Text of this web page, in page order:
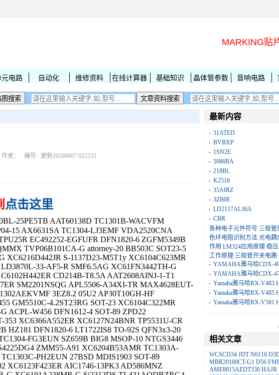
MARKING贴
元电路 自动化 维修资料 在线计算器 基础知识 晶体管参数 音响电路
者： 编号: 更新20260807 022233
点击这里
25PE5TB AAT60138D TC1301B-WACVFM
15 AX6631SA TC1304-LJ3EMF VDA2520CNA
EC492252-EGFUFR DFN1820-6 ZGFM5349B
TVP06B101CA-G attorney-20 BB503C SOT23-5
XC6216D442JR S-1137D23-M5T1y XC6104C623MR
33-AF5-R SMF6.5AG XC61FN3442TH-G
CD214B-T8.5A AAT2608AINJ-1-T1
SM2201NSQG APL5506-A34XI-TR MAX4628EUT-
3EZ8.2 05U2 AP30T10GH-HF
GM5510C-4.2ST23RG SOT-23 XC6104C322MR
ACPL-W456 DFN1612-4 SOT-89 ZPD22
353 XC6366A552ER XC6127N24BNR TP5531U-CR
HZ181 DFN1820-6 LT1722IS8 TO-92S QFN3x3-20
FG3EUN SZ659B BIG8 MSOP-10 NTGS3446
ZMM55-A91 XC6204B53AMR TC1303A-
PH2EUN 27BSD MDIS1903 SOT-89
XC6123F423ER AIC1746-13PK3 AD586MNZ
最新内容
31ATED
BVBXP
1SN2E
5086BA
218BL
K2518
35AIRZ
3ZB0E
LD2117AL36A
CBR
各种电子元件符号 三极管
色环电阻识别方法 光电耦
作用 LM324应用原理 稳
工作原理 三极管开关电路
YAMAHA雅马哈CDX-
YAMAHA雅马哈CDX-
Yamaha雅马哈RX-V483
Yamaha雅马哈RX-V485
Yamaha雅马哈RX-V581
.
相关文章
WCSCD34 JDT N6116
MBR20100CT-G1 D56
AME8815AEDT330 HAJR